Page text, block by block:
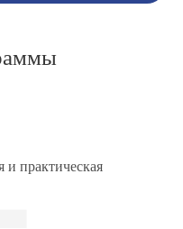
и практическая